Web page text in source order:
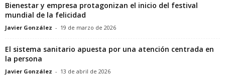
Bienestar y empresa protagonizan el inicio del festival
mundial de la felicidad
Javier González - 19 de marzo de 2026
El sistema sanitario apuesta por una atención centrada en
la persona
Javier González - 13 de abril de 2026